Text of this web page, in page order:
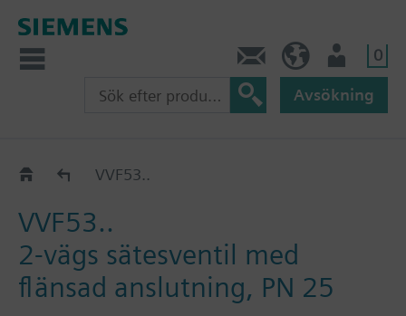
0
Avsökning
2-vägs, PN 25: VVF53..
VVF53..
VVF53..
2-vägs sätesventil med
flänsad anslutning, PN 25